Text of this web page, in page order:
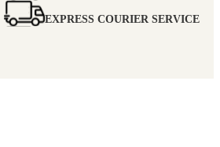
EXPRESS COURIER SERVICE